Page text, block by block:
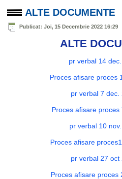
ALTE DOCUMENTE
Publicat: Joi, 15 Decembrie 2022 16:29
ALTE
pr verbal 14
Proces afisare proces
pr verbal 7 dec.
Proces afisare
pr verbal 10
Proces afisare
pr verbal 27 oct
Proces afisare proces